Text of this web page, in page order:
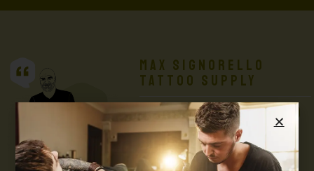
Max Signorello
Tattoo Supply
TUTTO PER IL TUO
TATTOO STUDIO